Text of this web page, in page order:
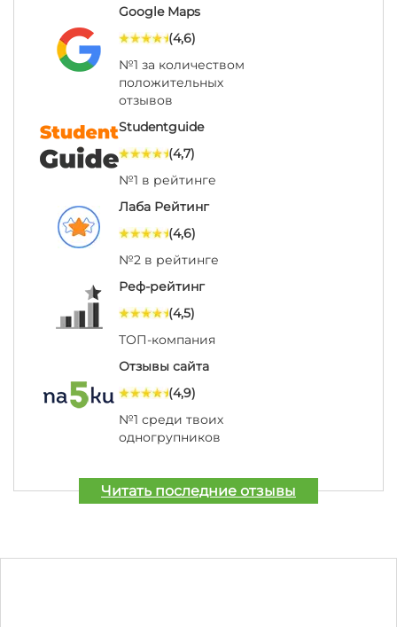
Google Maps
(4,6)
№1 за количеством
положительных
отзывов
Studentguide
(4,7)
№1 в рейтинге
Лаба Рейтинг
(4,6)
№2 в рейтинге
Реф-рейтинг
(4,5)
ТОП-компания
Отзывы сайта
(4,9)
№1 среди твоих
одногрупников
Читать последние отзывы